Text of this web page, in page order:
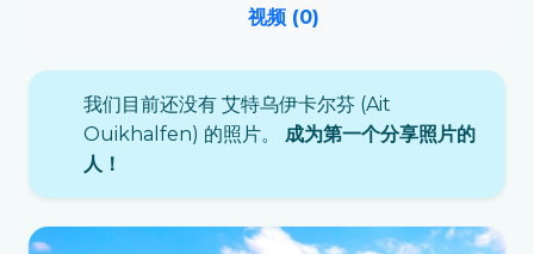
视频 (0)
我们目前还没有 艾特乌伊卡尔芬 (Ait
Ouikhalfen) 的照片。 成为第一个分享照片的
人！